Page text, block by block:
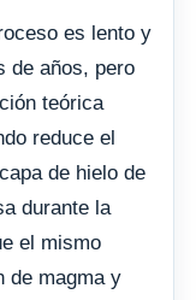
es lento y
de años, pero
teórica
reduce el
de hielo de
durante la
el mismo
de magma y